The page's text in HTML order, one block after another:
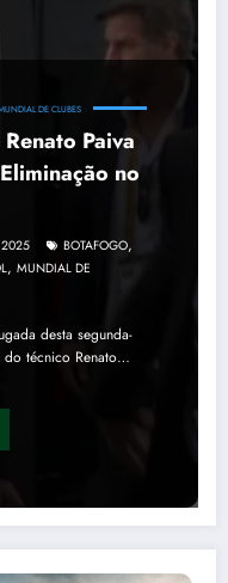
DE CLUBES
Paiva
no
BOTAFOGO,
, MUNDIAL DE
desta segunda-
do técnico Renato…